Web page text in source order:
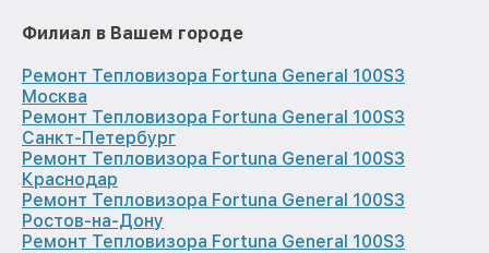
Филиал в Вашем городе
Ремонт Тепловизора Fortuna General 100S3
Москва
Ремонт Тепловизора Fortuna General 100S3
Санкт-Петербург
Ремонт Тепловизора Fortuna General 100S3
Краснодар
Ремонт Тепловизора Fortuna General 100S3
Ростов-на-Дону
Ремонт Тепловизора Fortuna General 100S3